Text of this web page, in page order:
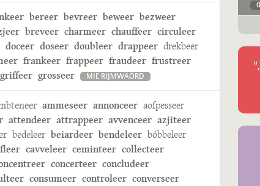
bereer bevreer beweer bezweer
breveer charmeer chauffeer circuleer
doceer doseer doubleer drappeer drekbeer
frankeer frappeer fraudeer frustreer
griffeer grosseer MIE RIJMWÄÖRD
ammeseer annonceer aofpesseer
attendeer attrappeer avvenceer azjiteer
bedeleer beiardeer bendeleer bóbbeleer
cavveleer ceminteer collecteer
concerteer concludeer
consumeer controleer converseer
0